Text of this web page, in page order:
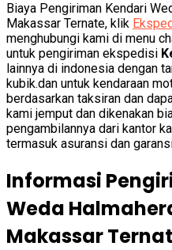
Biaya Pengiriman Kendari
Makassar Ternate, klik
menghubungi kami di menu
untuk pengiriman ekspedisi
lainnya di indonesia dengan
kubik.dan untuk kendaraan
berdasarkan taksiran dan
kami jemput dan dikenakan
pengambilannya dari kantor
termasuk asuransi dan
Informasi
Weda
Makassar